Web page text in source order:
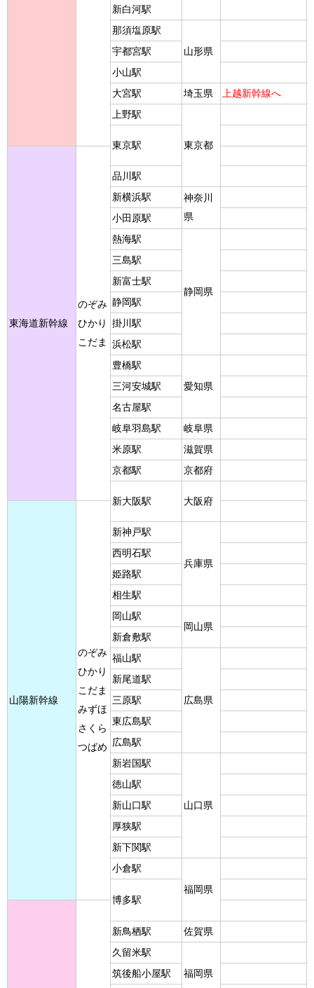
新白河駅
那須塩原駅
山形県
宇都宮駅
小山駅
大宮駅
埼玉県
上越新幹線へ
上野駅
東京都
東京駅
東海道新幹線
のぞみ
ひかり
こだま
品川駅
新横浜駅
神奈川
県
小田原駅
熱海駅
静岡県
三島駅
新富士駅
静岡駅
掛川駅
浜松駅
豊橋駅
愛知県
三河安城駅
名古屋駅
岐阜羽島駅
岐阜県
米原駅
滋賀県
京都駅
京都府
新大阪駅 大阪府
山陽新幹線
のぞみ
ひかり
こだま
みずほ
さくら
つばめ
新神戸駅
兵庫県
西明石駅
姫路駅
相生駅
岡山駅
岡山県
新倉敷駅
福山駅
広島県
新尾道駅
三原駅
東広島駅
広島駅
新岩国駅
山口県
徳山駅
新山口駅
厚狭駅
新下関駅
小倉駅
福岡県
博多駅
新鳥栖駅
佐賀県
久留米駅
福岡県
筑後船小屋駅